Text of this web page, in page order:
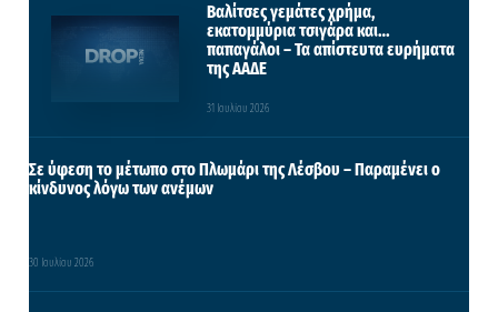
Βαλίτσες γεμάτες χρήμα,
εκατομμύρια τσιγάρα και…
παπαγάλοι – Τα απίστευτα ευρήματα
της ΑΑΔΕ
31 Ιουλίου 2026
Σε ύφεση το μέτωπο στο Πλωμάρι της Λέσβου – Παραμένει ο
κίνδυνος λόγω των ανέμων
30 Ιουλίου 2026